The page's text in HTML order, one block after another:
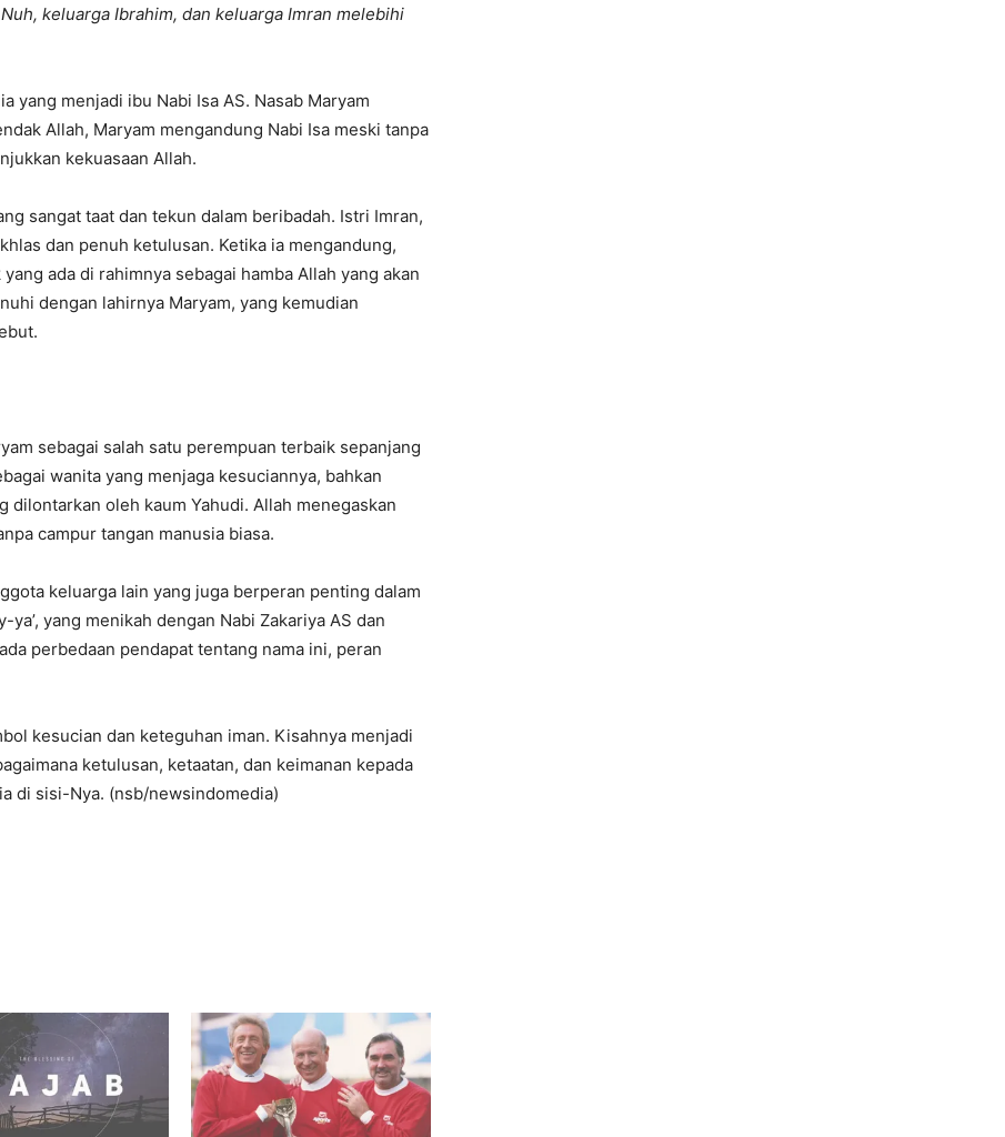
keluarga Ibrahim, dan keluarga Imran melebihi
yang menjadi ibu Nabi Isa AS. Nasab Maryam
Allah, Maryam mengandung Nabi Isa meski tanpa
kekuasaan Allah.
sangat taat dan tekun dalam beribadah. Istri Imran,
dan penuh ketulusan. Ketika ia mengandung,
ada di rahimnya sebagai hamba Allah yang akan
dengan lahirnya Maryam, yang kemudian
sebagai salah satu perempuan terbaik sepanjang
wanita yang menjaga kesuciannya, bahkan
dilontarkan oleh kaum Yahudi. Allah menegaskan
campur tangan manusia biasa.
keluarga lain yang juga berperan penting dalam
yang menikah dengan Nabi Zakariya AS dan
perbedaan pendapat tentang nama ini, peran
kesucian dan keteguhan iman. Kisahnya menjadi
ketulusan, ketaatan, dan keimanan kepada
di sisi-Nya. (nsb/newsindomedia)